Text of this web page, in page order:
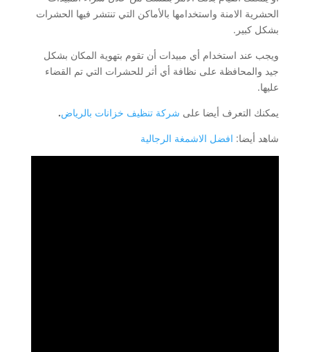
الحشرية الامنة واستخدامها بالأماكن التي تنتشر فيها الحشرات
بشكل كبير.
ويجب عند استخدام أي مبيدات أن تقوم بتهوية المكان بشكل
جيد والمحافظة على نظافة أي أثر للحشرات التي تم القضاء
عليها.
يمكنك التعرف أيضا على شركة تنظيف خزانات بالرياض.
شاهد أيضا: افضل الاشمغة الرجالية